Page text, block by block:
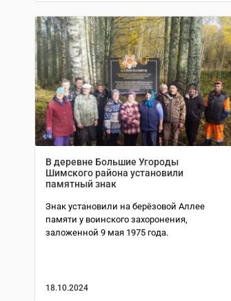
В деревне Большие Угороды
Шимского района установили
памятный знак
Знак установили на берёзовой Аллее
памяти у воинского захоронения,
заложенной 9 мая 1975 года.
18.10.2024